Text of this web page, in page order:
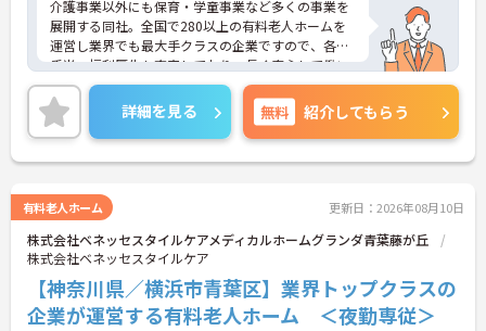
介護事業以外にも保育・学童事業など多くの事業を
展開する同社。全国で280以上の有料老人ホームを
運営し業界でも最大手クラスの企業ですので、各種
手当、福利厚生も充実しており、長く安心して働い
ていただける環境です。ご興味ある方には、面接対
策ポイントなど、さらに詳細をお話しいたしますの
でお気軽にご相談ください。
詳細を見る 無料 紹介してもらう
有料老人ホーム 更新日：2026年08月10日
株式会社ベネッセスタイルケアメディカルホームグランダ青葉藤が丘
株式会社ベネッセスタイルケア
【神奈川県／横浜市青葉区】業界トップクラスの
企業が運営する有料老人ホーム ＜夜勤専従＞